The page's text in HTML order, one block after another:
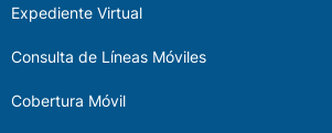
Expediente Virtual
Consulta de Líneas Móviles
Cobertura Móvil